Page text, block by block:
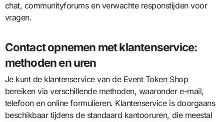
chat, communityforums en verwachte responstijden voor
vragen.
Contact opnemen met klantenservice:
methoden en uren
Je kunt de klantenservice van de Event Token Shop
bereiken via verschillende methoden, waaronder e-mail,
telefoon en online formulieren. Klantenservice is doorgaans
beschikbaar tijdens de standaard kantooruren, die meestal